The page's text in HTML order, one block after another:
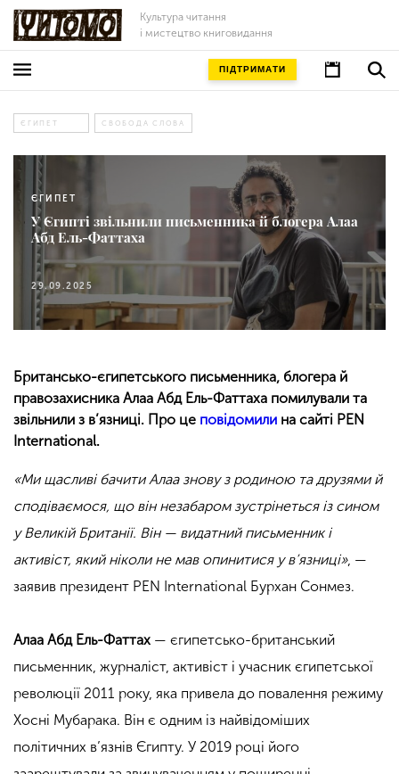
Культура читання
і мистецтво книговидання
ПІДТРИМАТИ
ЄГИПЕТ СВОБОДА СЛОВА
ЄГИПЕТ
У Єгипті звільнили письменника й блогера Алаа
Абд Ель-Фаттаха
29.09.2025
Британсько-єгипетського письменника, блогера й
правозахисника Алаа Абд Ель-Фаттаха помилували та
звільнили з в’язниці. Про це повідомили на сайті PEN
International.
«Ми щасливі бачити Алаа знову з родиною та друзями й
сподіваємося, що він незабаром зустрінеться із сином
у Великій Британії. Він — видатний письменник і
активіст, який ніколи не мав опинитися у в’язниці», —
заявив президент PEN International Бурхан Сонмез.
Алаа Абд Ель-Фаттах — єгипетсько-британський
письменник, журналіст, активіст і учасник єгипетської
революції 2011 року, яка привела до повалення режиму
Хосні Мубарака. Він є одним із найвідоміших
політичних в’язнів Єгипту. У 2019 році його